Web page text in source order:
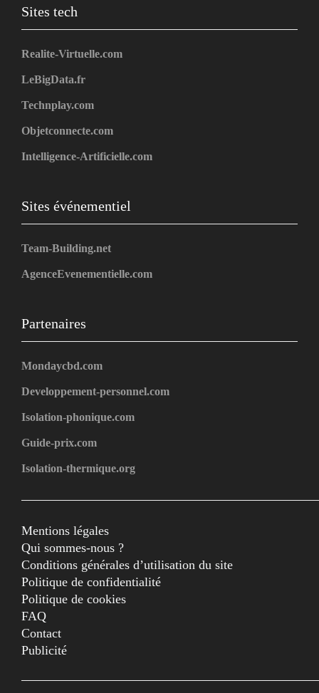
Sites tech
Realite-Virtuelle.com
LeBigData.fr
Technplay.com
Objetconnecte.com
Intelligence-Artificielle.com
Sites événementiel
Team-Building.net
AgenceEvenementielle.com
Partenaires
Mondaycbd.com
Developpement-personnel.com
Isolation-phonique.com
Guide-prix.com
Isolation-thermique.org
Mentions légales
Qui sommes-nous ?
Conditions générales d’utilisation du site
Politique de confidentialité
Politique de cookies
FAQ
Contact
Publicité